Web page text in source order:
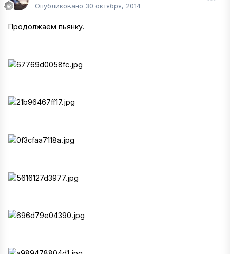
Опубликовано 30 октября, 2014
Продолжаем пьянку.